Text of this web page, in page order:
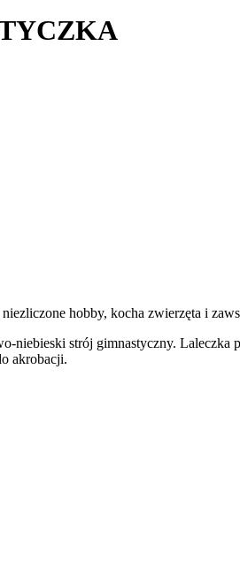
hobby, kocha zwierzęta i
niebieski strój gimnastyczny. Laleczka
akrobacji.